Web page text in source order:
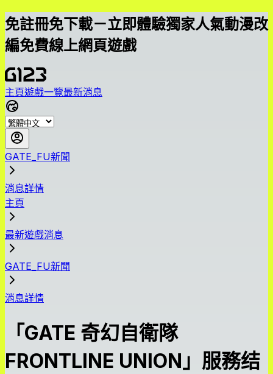
免註冊免下載－立即體驗獨家人氣動漫改
編免費線上網頁遊戲
主頁遊戲一覽最新消息
GATE_FU新聞
消息詳情
主頁
最新遊戲消息
GATE_FU新聞
消息詳情
「GATE 奇幻自衛隊
FRONTLINE UNION」服務结